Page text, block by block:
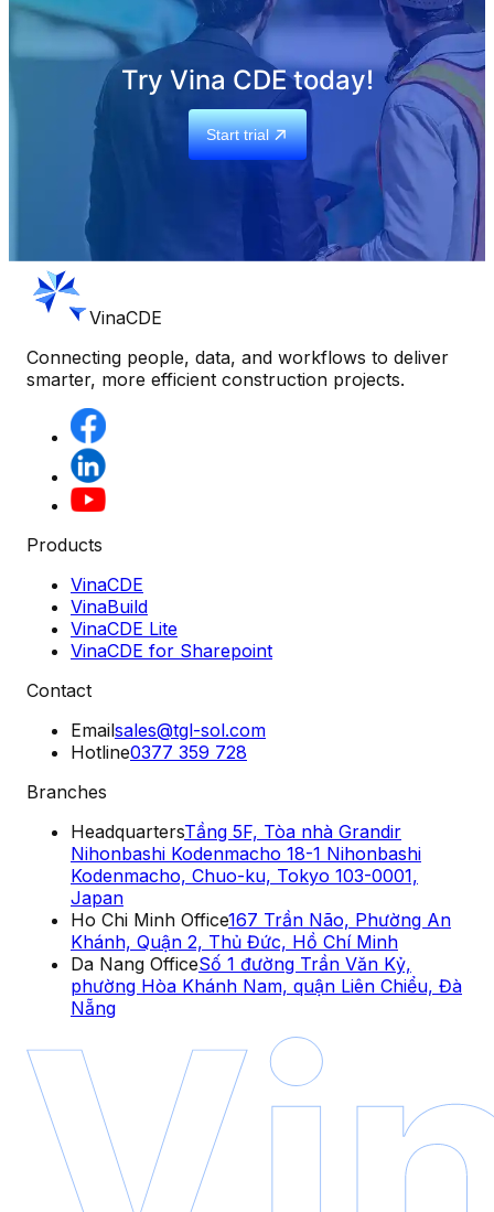
Try Vina CDE today!
Start trial
VinaCDE
Connecting people, data, and workflows to deliver
smarter, more efficient construction projects.
Products
VinaCDE
VinaBuild
VinaCDE Lite
VinaCDE for Sharepoint
Contact
Emailsales@tgl-sol.com
Hotline0377 359 728
Branches
HeadquartersTầng 5F, Tòa nhà Grandir
Nihonbashi Kodenmacho 18-1 Nihonbashi
Kodenmacho, Chuo-ku, Tokyo 103-0001,
Japan
Ho Chi Minh Office167 Trần Não, Phường An
Khánh, Quận 2, Thủ Đức, Hồ Chí Minh
Da Nang OfficeSố 1 đường Trần Văn Kỷ,
phường Hòa Khánh Nam, quận Liên Chiểu, Đà
Nẵng